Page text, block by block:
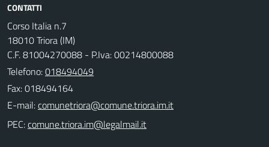
CONTATTI
Corso Italia n.7
18010 Triora (IM)
C.F. 81004270088 - P.Iva: 00214800088
Telefono:018494049
Fax: 018494164
E-mail:
PEC: